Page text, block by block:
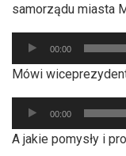
samorządu miasta
Odtwarzacz
plików
dźwiękowych
00:00
Mówi
Odtwarzacz
plików
dźwiękowych
00:00
A jakie pomysły i